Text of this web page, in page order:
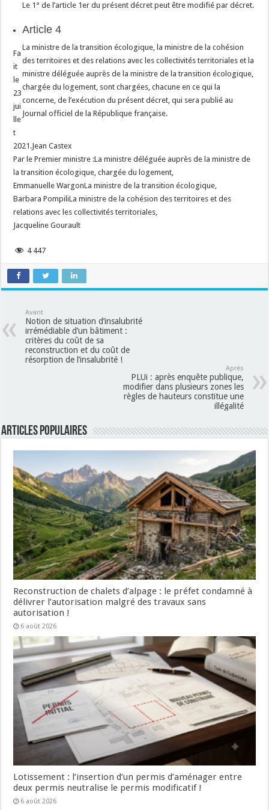
Le 1° de l’article 1er du présent décret peut être modifié par décret.
Article 4
La ministre de la transition écologique, la ministre de la cohésion
des territoires et des relations avec les collectivités territoriales et la
ministre déléguée auprès de la ministre de la transition écologique,
chargée du logement, sont chargées, chacune en ce qui la
concerne, de l’exécution du présent décret, qui sera publié au
Journal officiel de la République française.
Fa
it
le
23
jui
lle
t
2021.Jean Castex
Par le Premier ministre :La ministre déléguée auprès de la ministre de
la transition écologique, chargée du logement,
Emmanuelle WargonLa ministre de la transition écologique,
Barbara PompiliLa ministre de la cohésion des territoires et des
relations avec les collectivités territoriales,
Jacqueline Gourault
4 447
Avant
Notion de situation d’insalubrité
irrémédiable d’un bâtiment :
critères du coût de sa
reconstruction et du coût de
résorption de l’insalubrité !
Après
PLUi : après enquête publique,
modifier dans plusieurs zones les
règles de hauteurs constitue une
illégalité
Articles populaires
Reconstruction de chalets d’alpage : le préfet condamné à
délivrer l’autorisation malgré des travaux sans
autorisation !
6 août 2026
Lotissement : l’insertion d’un permis d’aménager entre
deux permis neutralise le permis modificatif !
6 août 2026